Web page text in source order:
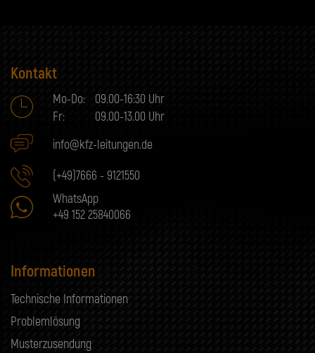
Kontakt
Mo-Do:
09.00-16:30 Uhr
Fr:
09.00-13.00 Uhr
info@kfz-leitungen.de
(+49)7666 - 9121550
WhatsApp
+49 152 25840066
Informationen
Technische Informationen
Problemlösung
Musterzusendung